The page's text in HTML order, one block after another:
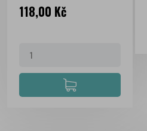
Cena
118,00 Kč